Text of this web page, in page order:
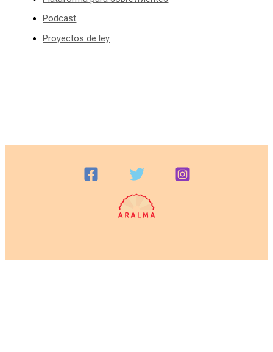
Podcast
Proyectos de ley